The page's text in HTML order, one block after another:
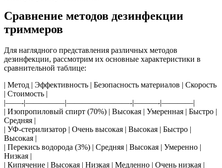
Сравнение методов дезинфекции
триммеров
Для наглядного представления различных методов
дезинфекции, рассмотрим их основные характеристики в
сравнительной таблице:
| Метод | Эффективность | Безопасность материалов | Скорость
| Стоимость |
|——-|—————|————————-|———-|————|
| Изопропиловый спирт (70%) | Высокая | Умеренная | Быстро |
Средняя |
| УФ-стерилизатор | Очень высокая | Высокая | Быстро |
Высокая |
| Перекись водорода (3%) | Средняя | Высокая | Умеренно |
Низкая |
| Кипячение | Высокая | Низкая | Медленно | Очень низкая |